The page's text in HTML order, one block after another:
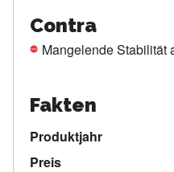
Contra
Mangelende Stabilität
Fakten
Produktjahr
Preis